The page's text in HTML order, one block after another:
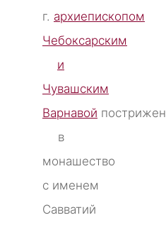
г. архиепископом
Чебоксарским
и
Чувашским
Варнавой пострижен
в
монашество
с именем
Савватий